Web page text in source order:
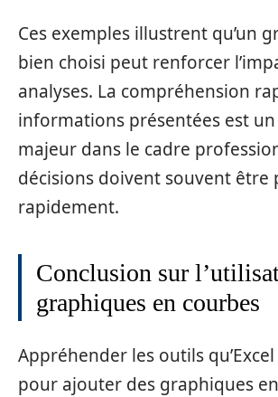
Ces exemples illustrent qu’un
bien choisi peut renforcer
analyses. La compréhension
informations présentées est
majeur dans le cadre
décisions doivent souvent être
rapidement.
Conclusion sur
graphiques en courbes
Appréhender les outils
pour ajouter des graphiques